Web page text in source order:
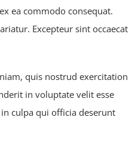
ea commodo consequat.
Excepteur sint occaecat
quis nostrud exercitation
in voluptate velit esse
culpa qui officia deserunt